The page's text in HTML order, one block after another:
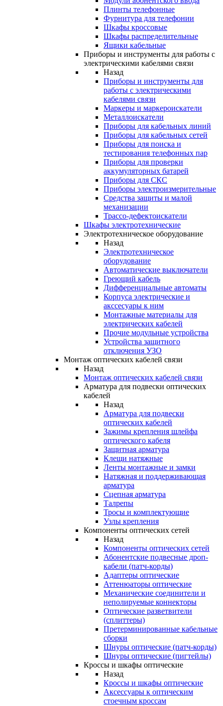
Плинты телефонные
Фурнитура для телефонии
Шкафы кроссовые
Шкафы распределительные
Ящики кабельные
Приборы и инструменты для работы с
электрическими кабелями связи
Назад
Приборы и инструменты для
работы с электрическими
кабелями связи
Маркеры и маркероискатели
Металлоискатели
Приборы для кабельных линий
Приборы для кабельных сетей
Приборы для поиска и
тестирования телефонных пар
Приборы для проверки
аккумуляторных батарей
Приборы для СКС
Приборы электроизмерительные
Средства защиты и малой
механизации
Трассо-дефектоискатели
Шкафы электротехнические
Электротехническое оборудование
Назад
Электротехническое
оборудование
Автоматические выключатели
Греющий кабель
Дифференциальные автоматы
Корпуса электрические и
акссесуары к ним
Монтажные материалы для
электрических кабелей
Прочие модульные устройства
Устройства защитного
отключения УЗО
Монтаж оптических кабелей связи
Назад
Монтаж оптических кабелей связи
Арматура для подвески оптических
кабелей
Назад
Арматура для подвески
оптических кабелей
Зажимы крепления шлейфа
оптического кабеля
Защитная арматура
Клещи натяжные
Ленты монтажные и замки
Натяжная и поддерживающая
арматура
Сцепная арматура
Талрепы
Тросы и комплектующие
Узлы крепления
Компоненты оптических сетей
Назад
Компоненты оптических сетей
Абонентские подвесные дроп-
кабели (патч-корды)
Адаптеры оптические
Аттенюаторы оптические
Механические соединители и
неполируемые коннекторы
Оптические разветвители
(сплиттеры)
Претерминированные кабельные
сборки
Шнуры оптические (патч-корды)
Шнуры оптические (пигтейлы)
Кроссы и шкафы оптические
Назад
Кроссы и шкафы оптические
Аксессуары к оптическим
стоечным кроссам